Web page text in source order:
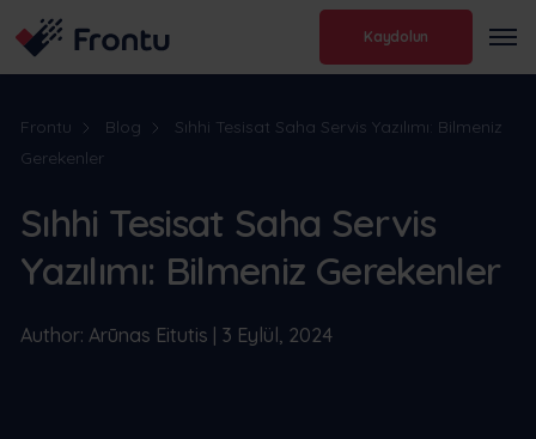
Kaydolun
Frontu Blog
Sıhhi Tesisat Saha Servis Yazılımı: Bilmeniz
Gerekenler
Sıhhi Tesisat Saha Servis
Yazılımı: Bilmeniz Gerekenler
Author: Arūnas Eitutis | 3 Eylül, 2024